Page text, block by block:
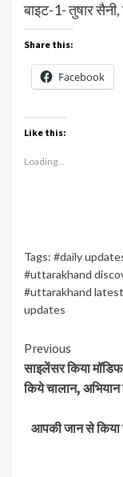
बाइट-1- तुषार
Share this:
Facebook
Like this:
Loading...
Tags: #daily
#uttarakhand
#uttarakhand
updates
Continue
Reading
Previous
साइलेंसर किया
किये चालान, अभियान
आपकी जान से किया